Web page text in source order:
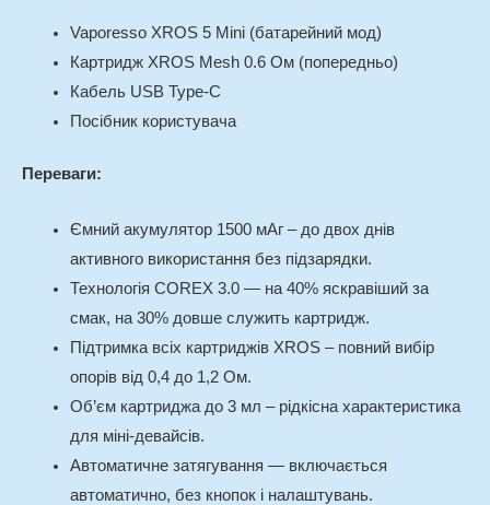
Vaporesso XROS 5 Mini (батарейний мод)
Картридж XROS Mesh 0.6 Ом (попередньо)
Кабель USB Type-C
Посібник користувача
Переваги:
Ємний акумулятор 1500 мАг – до двох днів
активного використання без підзарядки.
Технологія COREX 3.0 — на 40% яскравіший за
смак, на 30% довше служить картридж.
Підтримка всіх картриджів XROS – повний вибір
опорів від 0,4 до 1,2 Ом.
Об’єм картриджа до 3 мл – рідкісна характеристика
для міні-девайсів.
Автоматичне затягування — включається
автоматично, без кнопок і налаштувань.